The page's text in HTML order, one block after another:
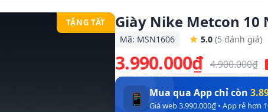
TẶNG TẤT Giày Nike Metcon 10
Mã: MSN1606 5.0 (5 đánh giá)
3.990.000₫ 4.900.000₫
📱 Mua qua App chỉ còn
Giá web 3.990.000₫ • App rẻ hơn